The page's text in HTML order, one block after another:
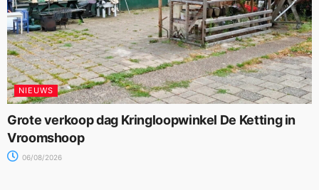
NIEUWS
Grote verkoop dag Kringloopwinkel De Ketting in
Vroomshoop
06/08/2026